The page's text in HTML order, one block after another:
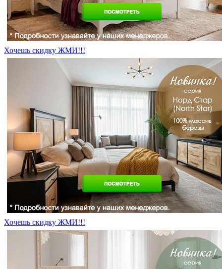
Хочешь скидку ЖМИ!!!
Хочешь скидку ЖМИ!!!